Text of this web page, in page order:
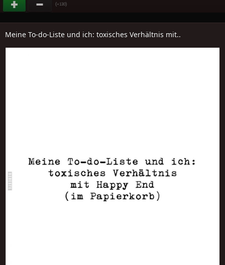
(+130)
Meine To-do-Liste und ich: toxisches Verhältnis mit..